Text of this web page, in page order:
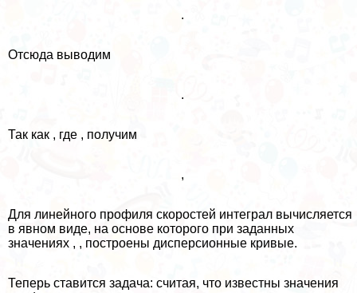
.
Отсюда выводим
.
Так как , где , получим
,
Для линейного профиля скоростей интеграл вычисляется
в явном виде, на основе которого при заданных
значениях , , построены дисперсионные кривые.
Теперь ставится задача: считая, что известны значения